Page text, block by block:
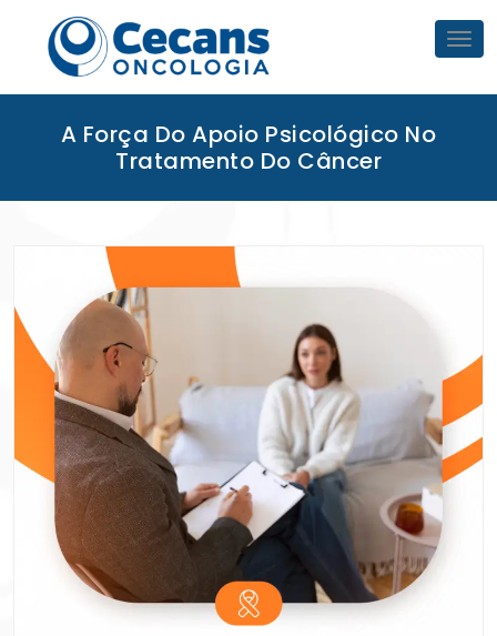
content
A Força Do Apoio Psicológico No
Tratamento Do Câncer